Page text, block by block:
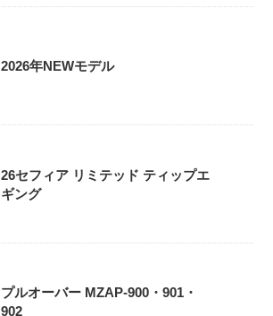
2026年NEWモデル
26セフィア リミテッド ティップエ
ギング
プルオーバー MZAP-900・901・
902